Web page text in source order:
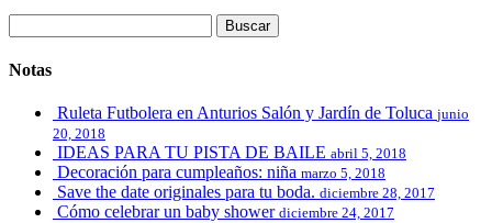
Notas
Ruleta Futbolera en Anturios Salón y Jardín de Toluca junio
20, 2018
IDEAS PARA TU PISTA DE BAILE abril 5, 2018
Decoración para cumpleaños: niña marzo 5, 2018
Save the date originales para tu boda. diciembre 28, 2017
Cómo celebrar un baby shower diciembre 24, 2017